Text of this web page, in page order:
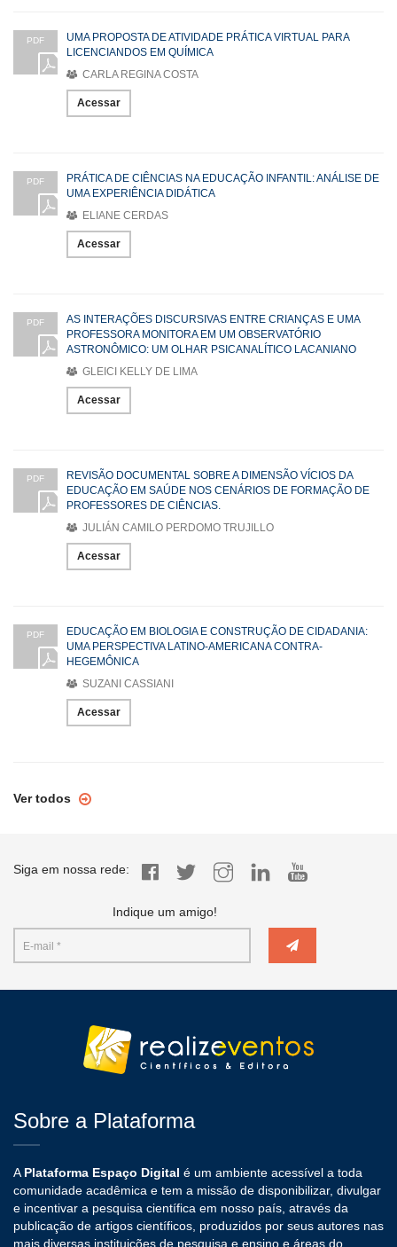
PDF
UMA PROPOSTA DE ATIVIDADE PRÁTICA VIRTUAL PARA
LICENCIANDOS EM QUÍMICA
CARLA REGINA COSTA
Acessar
PDF
PRÁTICA DE CIÊNCIAS NA EDUCAÇÃO INFANTIL: ANÁLISE DE
UMA EXPERIÊNCIA DIDÁTICA
ELIANE CERDAS
Acessar
PDF
AS INTERAÇÕES DISCURSIVAS ENTRE CRIANÇAS E UMA
PROFESSORA MONITORA EM UM OBSERVATÓRIO
ASTRONÔMICO: UM OLHAR PSICANALÍTICO LACANIANO
GLEICI KELLY DE LIMA
Acessar
PDF
REVISÃO DOCUMENTAL SOBRE A DIMENSÃO VÍCIOS DA
EDUCAÇÃO EM SAÚDE NOS CENÁRIOS DE FORMAÇÃO DE
PROFESSORES DE CIÊNCIAS.
JULIÁN CAMILO PERDOMO TRUJILLO
Acessar
PDF
EDUCAÇÃO EM BIOLOGIA E CONSTRUÇÃO DE CIDADANIA:
UMA PERSPECTIVA LATINO-AMERICANA CONTRA-
HEGEMÔNICA
SUZANI CASSIANI
Acessar
Ver todos
Siga em nossa rede:
Indique um amigo!
Sobre a Plataforma
A Plataforma Espaço Digital é um ambiente acessível a toda
comunidade acadêmica e tem a missão de disponibilizar, divulgar
e incentivar a pesquisa científica em nosso país, através da
publicação de artigos científicos, produzidos por seus autores nas
mais diversas instituições de pesquisa e ensino e áreas do